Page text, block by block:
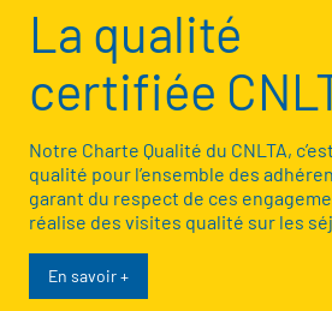
La qualité
certifiée
Notre Charte Qualité du CNLTA,
qualité pour l’ensemble des
garant du respect de ces
réalise des visites qualité sur les
En savoir +